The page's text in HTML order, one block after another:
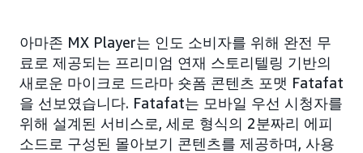
아마존 MX Player는 인도 소비자를 위해 완전 무
료로 제공되는 프리미엄 연재 스토리텔링 기반의
새로운 마이크로 드라마 숏폼 콘텐츠 포맷 Fatafat
을 선보였습니다. Fatafat는 모바일 우선 시청자를
위해 설계된 서비스로, 세로 형식의 2분짜리 에피
소드로 구성된 몰아보기 콘텐츠를 제공하며, 사용